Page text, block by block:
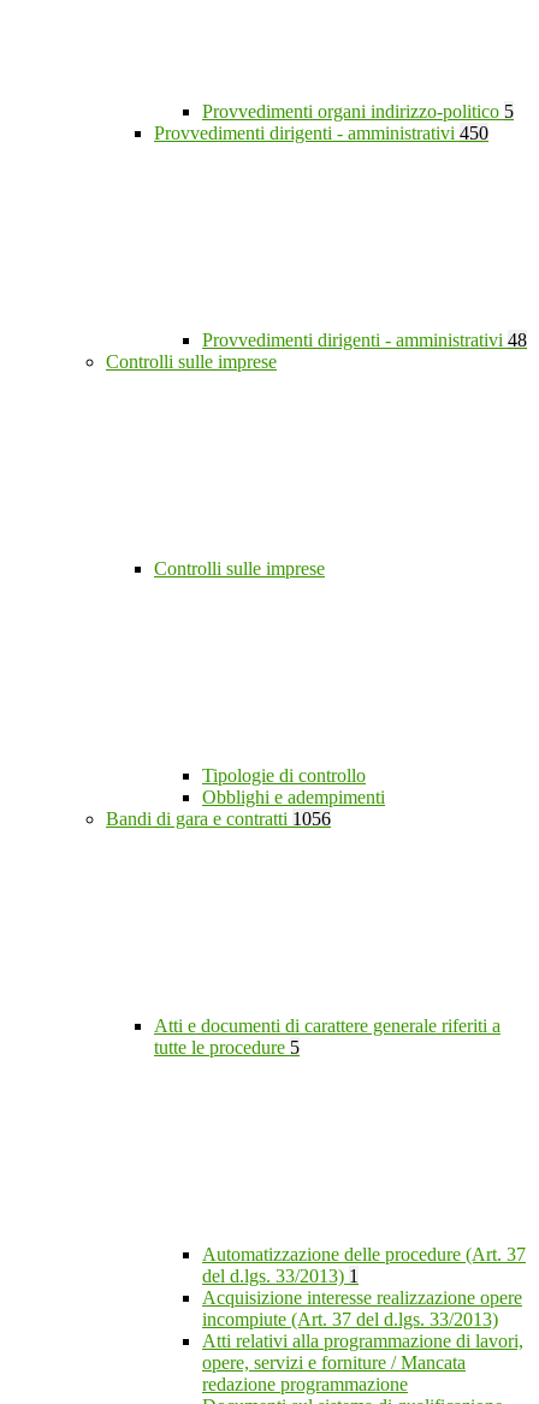
Provvedimenti organi indirizzo-politico 5
Provvedimenti dirigenti - amministrativi 450
Provvedimenti dirigenti - amministrativi 48
Controlli sulle imprese
Controlli sulle imprese
Tipologie di controllo
Obblighi e adempimenti
Bandi di gara e contratti 1056
Atti e documenti di carattere generale riferiti a
tutte le procedure 5
Automatizzazione delle procedure (Art. 37
del d.lgs. 33/2013) 1
Acquisizione interesse realizzazione opere
incompiute (Art. 37 del d.lgs. 33/2013)
Atti relativi alla programmazione di lavori,
opere, servizi e forniture / Mancata
redazione programmazione